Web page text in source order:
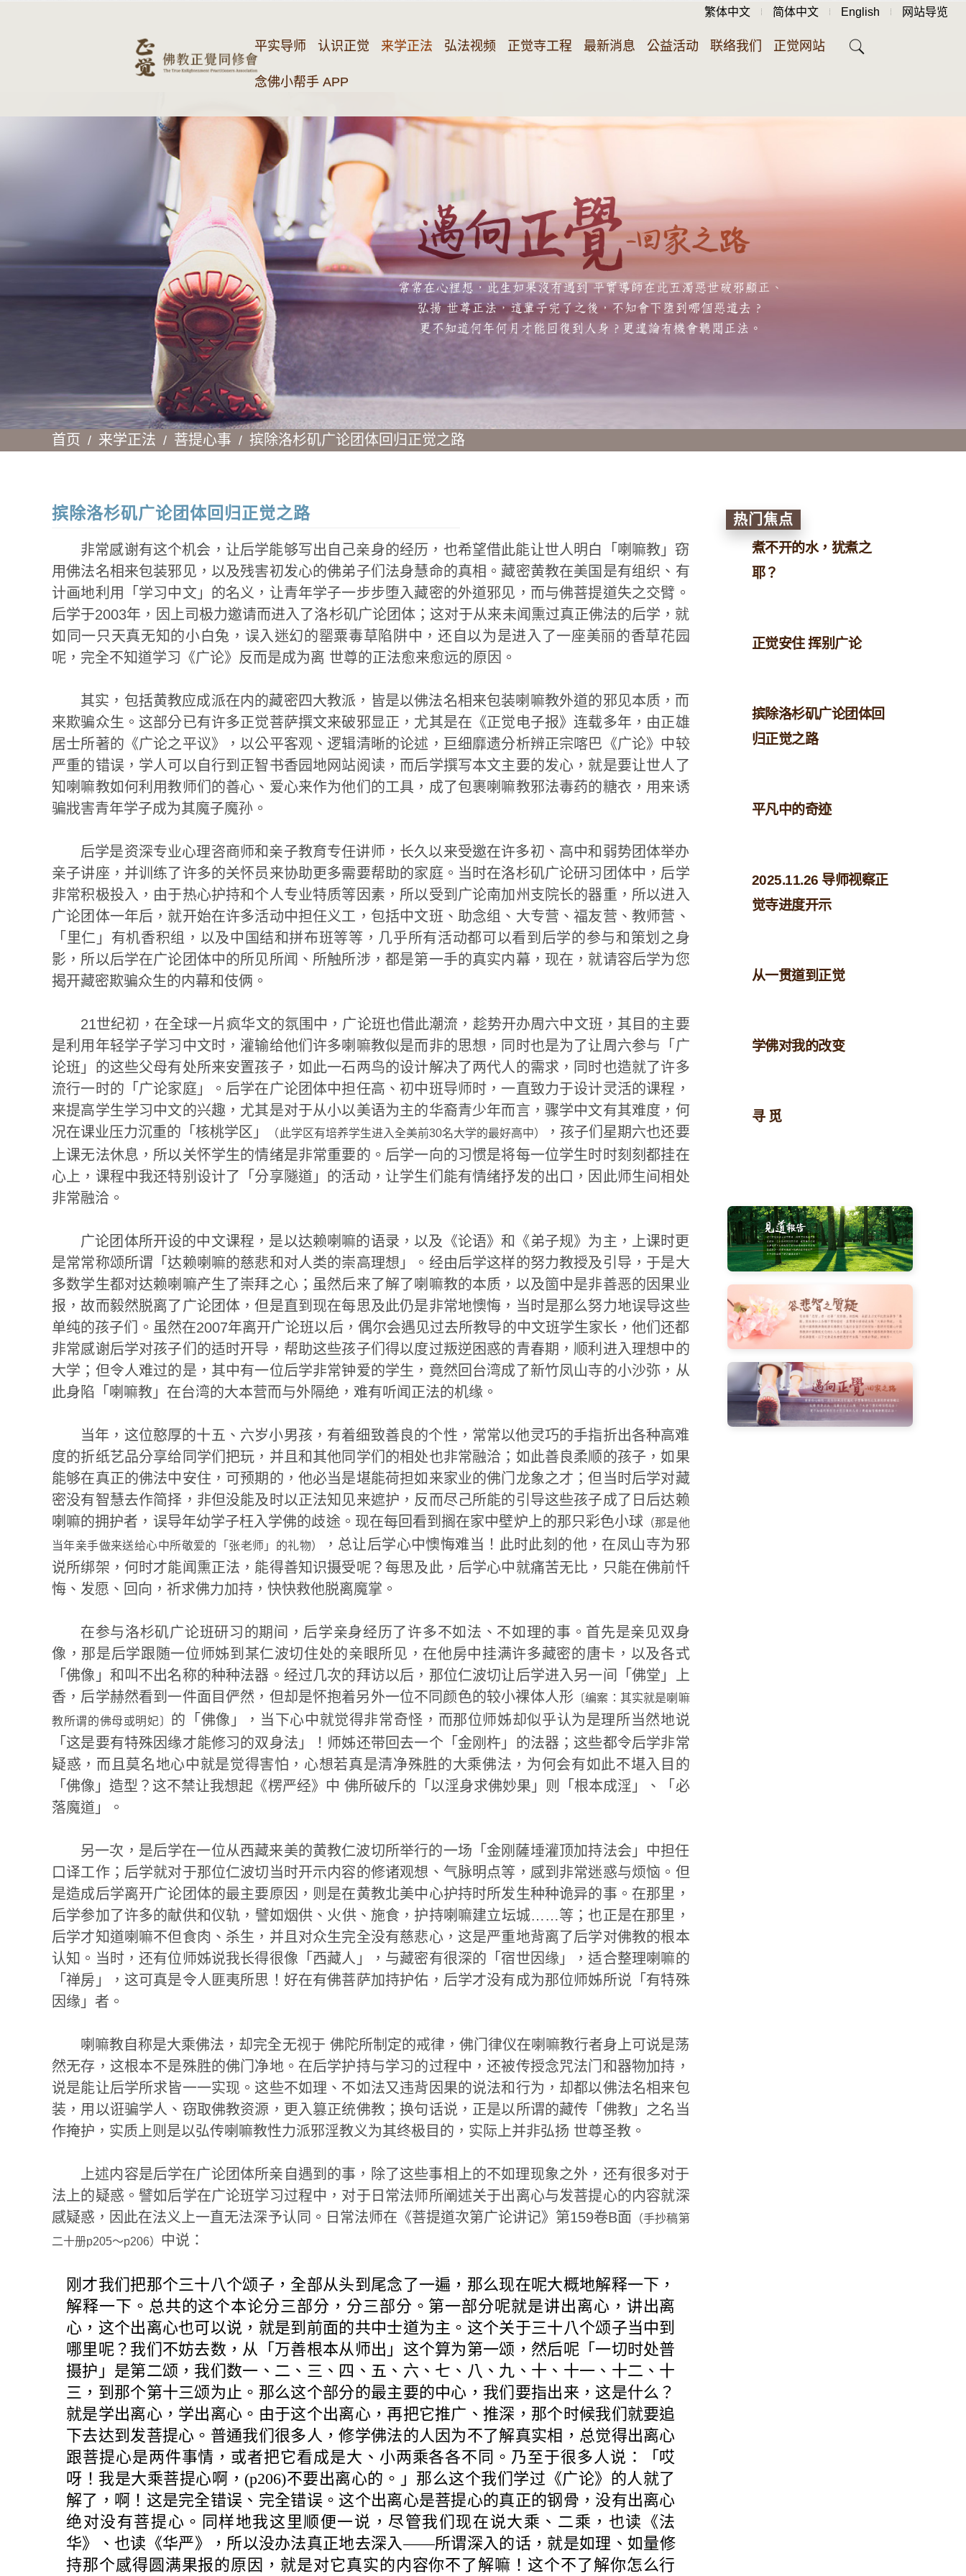
繁体中文 简体中文 English 网站导览
平实导师 认识正觉 来学正法 弘法视频 正觉寺工程 最新消息 公益活动 联络我们 正觉网站
念佛小帮手 APP
首页 来学正法 菩提心事 摈除洛杉矶广论团体回归正觉之路
摈除洛杉矶广论团体回归正觉之路
非常感谢有这个机会，让后学能够写出自己亲身的经历，也希望借此能让世人明白「喇嘛教」窃
用佛法名相来包装邪见，以及残害初发心的佛弟子们法身慧命的真相。藏密黄教在美国是有组织、有
计画地利用「学习中文」的名义，让青年学子一步步堕入藏密的外道邪见，而与佛菩提道失之交臂。
后学于2003年，因上司极力邀请而进入了洛杉矶广论团体；这对于从来未闻熏过真正佛法的后学，就
如同一只天真无知的小白兔，误入迷幻的罂粟毒草陷阱中，还自以为是进入了一座美丽的香草花园
呢，完全不知道学习《广论》反而是成为离 世尊的正法愈来愈远的原因。
其实，包括黄教应成派在内的藏密四大教派，皆是以佛法名相来包装喇嘛教外道的邪见本质，而
来欺骗众生。这部分已有许多正觉菩萨撰文来破邪显正，尤其是在《正觉电子报》连载多年，由正雄
居士所著的《广论之平议》，以公平客观、逻辑清晰的论述，巨细靡遗分析辨正宗喀巴《广论》中较
严重的错误，学人可以自行到正智书香园地网站阅读，而后学撰写本文主要的发心，就是要让世人了
知喇嘛教如何利用教师们的善心、爱心来作为他们的工具，成了包裹喇嘛教邪法毒药的糖衣，用来诱
骗戕害青年学子成为其魔子魔孙。
后学是资深专业心理咨商师和亲子教育专任讲师，长久以来受邀在许多初、高中和弱势团体举办
亲子讲座，并训练了许多的关怀员来协助更多需要帮助的家庭。当时在洛杉矶广论研习团体中，后学
非常积极投入，由于热心护持和个人专业特质等因素，所以受到广论南加州支院长的器重，所以进入
广论团体一年后，就开始在许多活动中担任义工，包括中文班、助念组、大专营、福友营、教师营、
「里仁」有机香积组，以及中国结和拼布班等等，几乎所有活动都可以看到后学的参与和策划之身
影，所以后学在广论团体中的所见所闻、所触所涉，都是第一手的真实内幕，现在，就请容后学为您
揭开藏密欺骗众生的内幕和伎俩。
21世纪初，在全球一片疯华文的氛围中，广论班也借此潮流，趁势开办周六中文班，其目的主要
是利用年轻学子学习中文时，灌输给他们许多喇嘛教似是而非的思想，同时也是为了让周六参与「广
论班」的这些父母有处所来安置孩子，如此一石两鸟的设计解决了两代人的需求，同时也造就了许多
流行一时的「广论家庭」。后学在广论团体中担任高、初中班导师时，一直致力于设计灵活的课程，
来提高学生学习中文的兴趣，尤其是对于从小以美语为主的华裔青少年而言，骤学中文有其难度，何
况在课业压力沉重的「核桃学区」
（此学区有培养学生进入全美前30名大学的最好高中）
，孩子们星期六也还要
上课无法休息，所以关怀学生的情绪是非常重要的。后学一向的习惯是将每一位学生时时刻刻都挂在
心上，课程中我还特别设计了「分享隧道」的活动，让学生们能有情绪抒发的出口，因此师生间相处
非常融洽。
广论团体所开设的中文课程，是以达赖喇嘛的语录，以及《论语》和《弟子规》为主，上课时更
是常常称颂所谓「达赖喇嘛的慈悲和对人类的崇高理想」。经由后学这样的努力教授及引导，于是大
多数学生都对达赖喇嘛产生了崇拜之心；虽然后来了解了喇嘛教的本质，以及箇中是非善恶的因果业
报，故而毅然脱离了广论团体，但是直到现在每思及此仍是非常地懊悔，当时是那么努力地误导这些
单纯的孩子们。虽然在2007年离开广论班以后，偶尔会遇见过去所教导的中文班学生家长，他们还都
非常感谢后学对孩子们的适时开导，帮助这些孩子们得以度过叛逆困惑的青春期，顺利进入理想中的
大学；但令人难过的是，其中有一位后学非常钟爱的学生，竟然回台湾成了新竹凤山寺的小沙弥，从
此身陷「喇嘛教」在台湾的大本营而与外隔绝，难有听闻正法的机缘。
当年，这位憨厚的十五、六岁小男孩，有着细致善良的个性，常常以他灵巧的手指折出各种高难
度的折纸艺品分享给同学们把玩，并且和其他同学们的相处也非常融洽；如此善良柔顺的孩子，如果
能够在真正的佛法中安住，可预期的，他必当是堪能荷担如来家业的佛门龙象之才；但当时后学对藏
密没有智慧去作简择，非但没能及时以正法知见来遮护，反而尽己所能的引导这些孩子成了日后达赖
喇嘛的拥护者，误导年幼学子枉入学佛的歧途。现在每回看到搁在家中壁炉上的那只彩色小球 （那是他
当年亲手做来送给心中所敬爱的「张老师」的礼物）
，总让后学心中懊悔难当！此时此刻的他，在凤山寺为邪
说所绑架，何时才能闻熏正法，能得善知识摄受呢？每思及此，后学心中就痛苦无比，只能在佛前忏
悔、发愿、回向，祈求佛力加持，快快救他脱离魔掌。
在参与洛杉矶广论班研习的期间，后学亲身经历了许多不如法、不如理的事。首先是亲见双身
像，那是后学跟随一位师姊到某仁波切住处的亲眼所见，在他房中挂满许多藏密的唐卡，以及各式
「佛像」和叫不出名称的种种法器。经过几次的拜访以后，那位仁波切让后学进入另一间「佛堂」上
香，后学赫然看到一件面目俨然，但却是怀抱着另外一位不同颜色的较小裸体人形 〔编案：其实就是喇嘛
教所谓的佛母或明妃〕 的「佛像」，当下心中就觉得非常奇怪，而那位师姊却似乎认为是理所当然地说
「这是要有特殊因缘才能修习的双身法」！师姊还带回去一个「金刚杵」的法器；这些都令后学非常
疑惑，而且莫名地心中就是觉得害怕，心想若真是清净殊胜的大乘佛法，为何会有如此不堪入目的
「佛像」造型？这不禁让我想起《楞严经》中 佛所破斥的「以淫身求佛妙果」则「根本成淫」、「必
落魔道」。
另一次，是后学在一位从西藏来美的黄教仁波切所举行的一场「金刚薩埵灌顶加持法会」中担任
口译工作；后学就对于那位仁波切当时开示内容的修诸观想、气脉明点等，感到非常迷惑与烦恼。但
是造成后学离开广论团体的最主要原因，则是在黄教北美中心护持时所发生种种诡异的事。在那里，
后学参加了许多的献供和仪轨，譬如烟供、火供、施食，护持喇嘛建立坛城……等；也正是在那里，
后学才知道喇嘛不但食肉、杀生，并且对众生完全没有慈悲心，这是严重地背离了后学对佛教的根本
认知。当时，还有位师姊说我长得很像「西藏人」，与藏密有很深的「宿世因缘」，适合整理喇嘛的
「禅房」，这可真是令人匪夷所思！好在有佛菩萨加持护佑，后学才没有成为那位师姊所说「有特殊
因缘」者。
喇嘛教自称是大乘佛法，却完全无视于 佛陀所制定的戒律，佛门律仪在喇嘛教行者身上可说是荡
然无存，这根本不是殊胜的佛门净地。在后学护持与学习的过程中，还被传授念咒法门和器物加持，
说是能让后学所求皆一一实现。这些不如理、不如法又违背因果的说法和行为，却都以佛法名相来包
装，用以诳骗学人、窃取佛教资源，更入篡正统佛教；换句话说，正是以所谓的藏传「佛教」之名当
作掩护，实质上则是以弘传喇嘛教性力派邪淫教义为其终极目的，实际上并非弘扬 世尊圣教。
上述内容是后学在广论团体所亲自遇到的事，除了这些事相上的不如理现象之外，还有很多对于
法上的疑惑。譬如后学在广论班学习过程中，对于日常法师所阐述关于出离心与发菩提心的内容就深
感疑惑，因此在法义上一直无法深予认同。日常法师在《菩提道次第广论讲记》第159卷B面
（手抄稿第
二十册p205～p206）
中说：
刚才我们把那个三十八个颂子，全部从头到尾念了一遍，那么现在呢大概地解释一下，
解释一下。总共的这个本论分三部分，分三部分。第一部分呢就是讲出离心，讲出离
心，这个出离心也可以说，就是到前面的共中士道为主。这个关于三十八个颂子当中到
哪里呢？我们不妨去数，从「万善根本从师出」这个算为第一颂，然后呢「一切时处普
摄护」是第二颂，我们数一、二、三、四、五、六、七、八、九、十、十一、十二、十
三，到那个第十三颂为止。那么这个部分的最主要的中心，我们要指出来，这是什么？
就是学出离心，学出离心。由于这个出离心，再把它推广、推深，那个时候我们就要追
下去达到发菩提心。普通我们很多人，修学佛法的人因为不了解真实相，总觉得出离心
跟菩提心是两件事情，或者把它看成是大、小两乘各各不同。乃至于很多人说：「哎
呀！我是大乘菩提心啊，(p206)不要出离心的。」那么这个我们学过《广论》的人就了
解了，啊！这是完全错误、完全错误。这个出离心是菩提心的真正的钢骨，没有出离心
绝对没有菩提心。同样地我这里顺便一说，尽管我们现在说大乘、二乘，也读《法
华》、也读《华严》，所以没办法真正地去深入——所谓深入的话，就是如理、如量修
持那个感得圆满果报的原因，就是对它真实的内容你不了解嘛！这个不了解你怎么行
热门焦点
煮不开的水，犹煮之
耶？
正觉安住 挥别广论
摈除洛杉矶广论团体回
归正觉之路
平凡中的奇迹
2025.11.26 导师视察正
觉寺进度开示
从一贯道到正觉
学佛对我的改变
寻 觅